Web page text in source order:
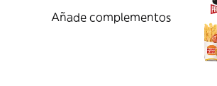
Añade complementos